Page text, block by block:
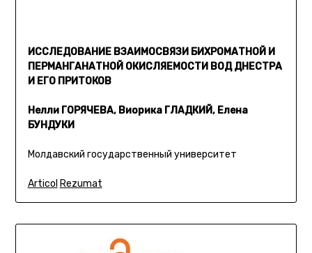
ИССЛЕДОВАНИЕ ВЗАИМОСВЯЗИ БИХРОМАТНОЙ И
ПЕРМАНГАНАТНОЙ ОКИСЛЯЕМОСТИ ВОД ДНЕСТРА
И ЕГО ПРИТОКОВ
Нелли ГОРЯЧЕВА, Виорика ГЛАДКИЙ, Елена
БУНДУКИ
Молдавский государственный университет
Articol Rezumat